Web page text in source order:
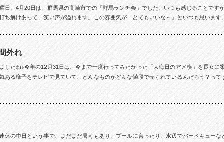
日。4月20日は、群馬県の高崎市での「群馬ランチ会」でした。いつも感じることです
ち解けあって、笑い声が溢れます。この雰囲気が「とてもいいな～」といつも思います。
外れ
したね♪今年の12月31日は、今まで一度行ってみたかった「大晦日のアメ横」を長女に
ある様子をテレビで見ていて、どんなものがどんな値段で売られているんだろう？って
休の中日という事で、まだまだ暑くもあり、プールに言ったり、水辺でバーベキューな